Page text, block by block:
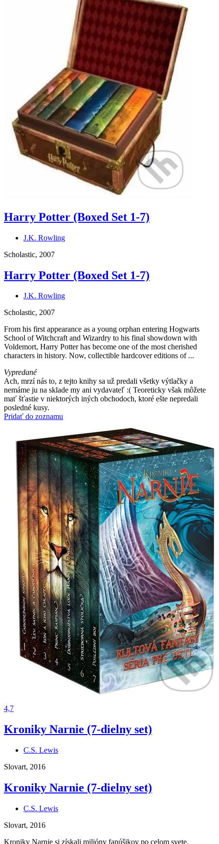
Harry Potter (Boxed Set 1-7)
J.K. Rowling
Scholastic, 2007
Harry Potter (Boxed Set 1-7)
J.K. Rowling
Scholastic, 2007
From his first appearance as a young orphan entering Hogwarts
School of Witchcraft and Wizardry to his final showdown with
Voldemort, Harry Potter has become one of the most cherished
characters in history. Now, collectible hardcover editions of ...
Vypredané
Ach, mrzí nás to, z tejto knihy sa už predali všetky výtlačky a
nemáme ju na sklade my ani vydavateľ :( Teoreticky však môžete
mať šťastie v niektorých iných obchodoch, ktoré ešte nepredali
posledné kusy.
Pridať do zoznamu
4,7
Kroniky Narnie (7-dielny set)
C.S. Lewis
Slovart, 2016
Kroniky Narnie (7-dielny set)
C.S. Lewis
Slovart, 2016
Kroniky Narnie si získali milióny fanúšikov po celom svete,